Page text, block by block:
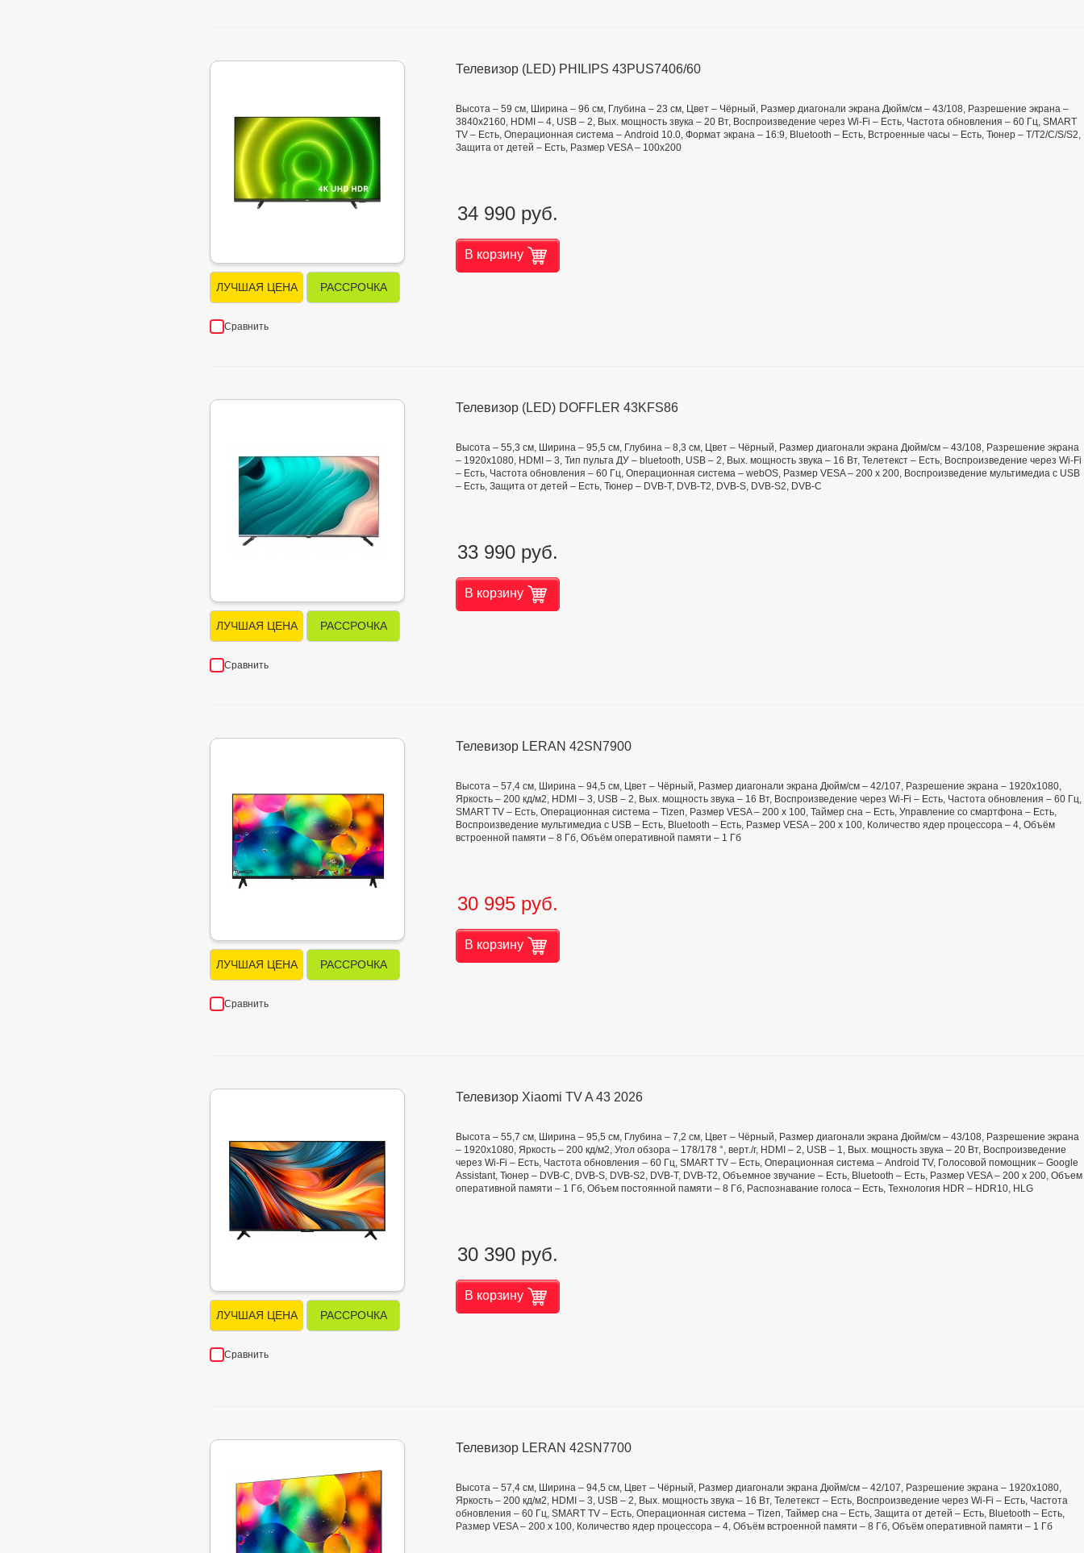
ЛУЧШАЯ ЦЕНА РАССРОЧКА
Сравнить
Телевизор (LED) PHILIPS 43PUS7406/60
Высота – 59 см, Ширина – 96 см, Глубина – 23 см, Цвет – Чёрный, Размер диагонали экрана Дюйм/см – 43/108, Разрешение экрана –
3840x2160, HDMI – 4, USB – 2, Вых. мощность звука – 20 Вт, Воспроизведение через Wi-Fi – Есть, Частота обновления – 60 Гц, SMART
TV – Есть, Операционная система – Android 10.0, Формат экрана – 16:9, Bluetooth – Есть, Встроенные часы – Есть, Тюнер – T/T2/C/S/S2,
Защита от детей – Есть, Размер VESA – 100x200
34 990 руб.
В корзину
ЛУЧШАЯ ЦЕНА РАССРОЧКА
Сравнить
Телевизор (LED) DOFFLER 43KFS86
Высота – 55,3 см, Ширина – 95,5 см, Глубина – 8,3 см, Цвет – Чёрный, Размер диагонали экрана Дюйм/см – 43/108, Разрешение экрана
– 1920x1080, HDMI – 3, Тип пульта ДУ – bluetooth, USB – 2, Вых. мощность звука – 16 Вт, Телетекст – Есть, Воспроизведение через Wi-Fi
– Есть, Частота обновления – 60 Гц, Операционная система – webOS, Размер VESA – 200 x 200, Воспроизведение мультимедиа с USB
– Есть, Защита от детей – Есть, Тюнер – DVB-T, DVB-T2, DVB-S, DVB-S2, DVB-C
33 990 руб.
В корзину
ЛУЧШАЯ ЦЕНА РАССРОЧКА
Сравнить
Телевизор LERAN 42SN7900
Высота – 57,4 см, Ширина – 94,5 см, Цвет – Чёрный, Размер диагонали экрана Дюйм/см – 42/107, Разрешение экрана – 1920x1080,
Яркость – 200 кд/м2, HDMI – 3, USB – 2, Вых. мощность звука – 16 Вт, Воспроизведение через Wi-Fi – Есть, Частота обновления – 60 Гц,
SMART TV – Есть, Операционная система – Tizen, Размер VESA – 200 х 100, Таймер сна – Есть, Управление со смартфона – Есть,
Воспроизведение мультимедиа с USB – Есть, Bluetooth – Есть, Размер VESA – 200 х 100, Количество ядер процессора – 4, Объём
встроенной памяти – 8 Гб, Объём оперативной памяти – 1 Гб
30 995 руб.
В корзину
ЛУЧШАЯ ЦЕНА РАССРОЧКА
Сравнить
Телевизор Xiaomi TV A 43 2026
Высота – 55,7 см, Ширина – 95,5 см, Глубина – 7,2 см, Цвет – Чёрный, Размер диагонали экрана Дюйм/см – 43/108, Разрешение экрана
– 1920x1080, Яркость – 200 кд/м2, Угол обзора – 178/178 °, верт./г, HDMI – 2, USB – 1, Вых. мощность звука – 20 Вт, Воспроизведение
через Wi-Fi – Есть, Частота обновления – 60 Гц, SMART TV – Есть, Операционная система – Android TV, Голосовой помощник – Google
Assistant, Тюнер – DVB-C, DVB-S, DVB-S2, DVB-T, DVB-T2, Объемное звучание – Есть, Bluetooth – Есть, Размер VESA – 200 х 200, Объем
оперативной памяти – 1 Гб, Объем постоянной памяти – 8 Гб, Распознавание голоса – Есть, Технология HDR – HDR10, HLG
30 390 руб.
В корзину
Телевизор LERAN 42SN7700
Высота – 57,4 см, Ширина – 94,5 см, Цвет – Чёрный, Размер диагонали экрана Дюйм/см – 42/107, Разрешение экрана – 1920x1080,
Яркость – 200 кд/м2, HDMI – 3, USB – 2, Вых. мощность звука – 16 Вт, Телетекст – Есть, Воспроизведение через Wi-Fi – Есть, Частота
обновления – 60 Гц, SMART TV – Есть, Операционная система – Tizen, Таймер сна – Есть, Защита от детей – Есть, Bluetooth – Есть,
Размер VESA – 200 х 100, Количество ядер процессора – 4, Объём встроенной памяти – 8 Гб, Объём оперативной памяти – 1 Гб